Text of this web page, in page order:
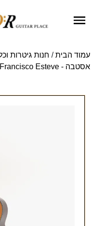
עמוד הבית/ חנות גיטרות
אסטבה - Francisco Esteve